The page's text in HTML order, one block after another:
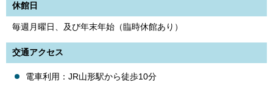
休館日
毎週月曜日、及び年末年始（臨時休館あり）
交通アクセス
電車利用：JR山形駅から徒歩10分